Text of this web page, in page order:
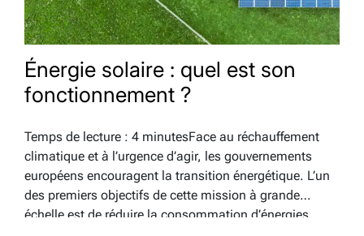
Énergie solaire : quel est son
fonctionnement ?
Temps de lecture : 4 minutesFace au réchauffement
climatique et à l’urgence d’agir, les gouvernements
européens encouragent la transition énergétique. L’un
des premiers objectifs de cette mission à grande
échelle est de réduire la consommation d’énergies